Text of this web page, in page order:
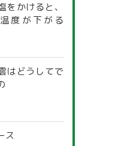
をかけると、
度が下がる
はどうしてで
ス